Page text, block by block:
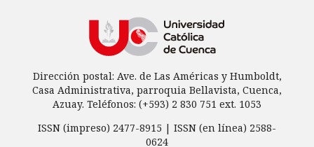
Dirección postal: Ave. de Las Américas y Humboldt,
Casa Administrativa, parroquia Bellavista, Cuenca,
Azuay. Teléfonos: (+593) 2 830 751 ext. 1053
ISSN (impreso) 2477-8915 | ISSN (en línea) 2588-
0624